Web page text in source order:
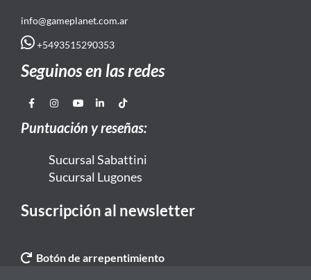
info@gameplanet.com.ar
+5493515290353
Seguinos en las redes
Puntuación y reseñas:
Sucursal Sabattini
Sucursal Lugones
Suscripción al newsletter
Botón de arrepentimiento